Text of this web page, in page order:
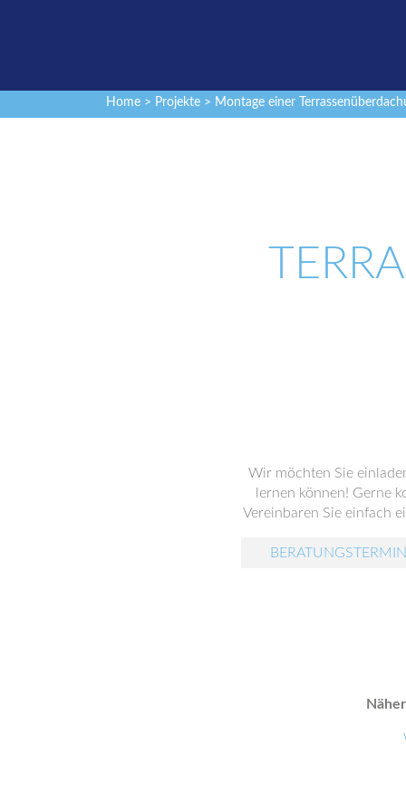
Home > Projekte > Montage einer
Wir möchten Sie
lernen können! Gerne
Vereinbaren Sie einfach